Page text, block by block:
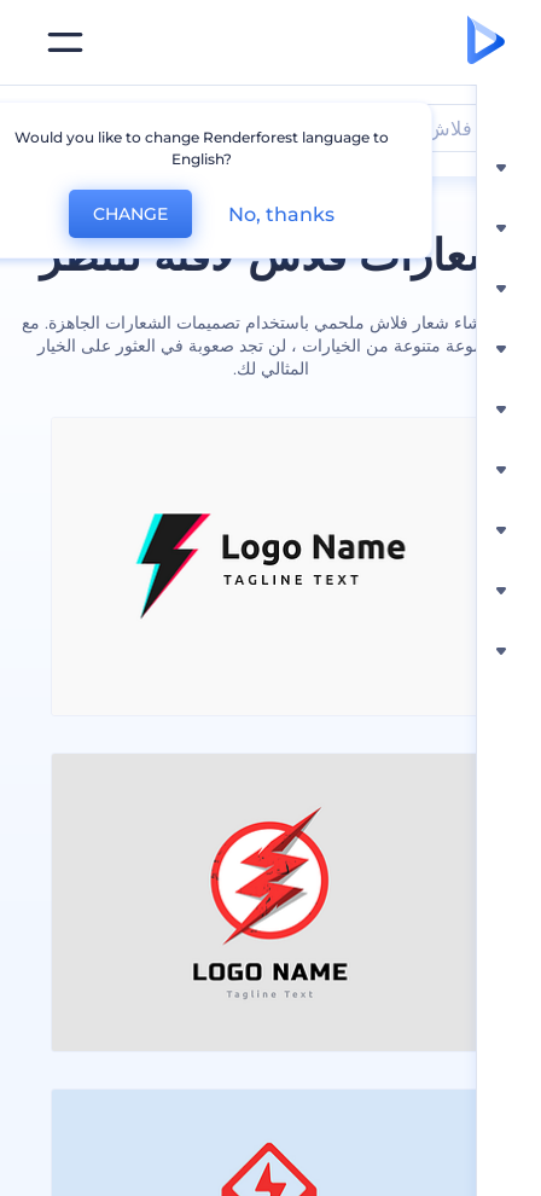
فلاش لافتة للنظر
شعار فلاش ملحمي باستخدام تصميمات الشعارات الجاهزة. مع
متنوعة من الخيارات ، لن تجد صعوبة في العثور على الخيار
المثالي لك.
Would you like to change Renderforest language to
CHANGE No, thanks